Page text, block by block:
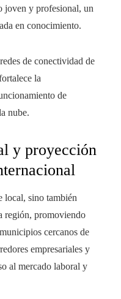
joven y profesional, un
en conocimiento.
de conectividad de
la
de
nube.
y proyección
local, sino también
región, promoviendo
cercanos de
empresariales y
al mercado laboral y